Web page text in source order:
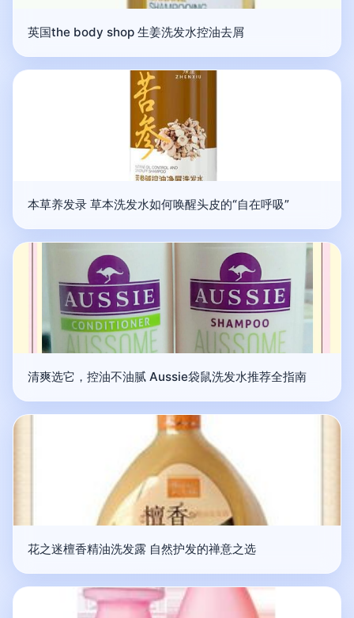
英国the body shop 生姜洗发水控油去屑
本草养发录 草本洗发水如何唤醒头皮的“自在呼吸”
清爽选它，控油不油腻 Aussie袋鼠洗发水推荐全指南
花之迷檀香精油洗发露 自然护发的禅意之选